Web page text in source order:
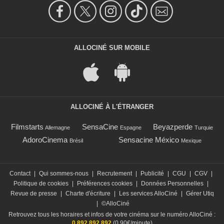
ALLOCINÉ SUR MOBILE
ALLOCINÉ À L'ÉTRANGER
Filmstarts Allemagne SensaCine Espagne Beyazperde Turquie
AdoroCinema Brésil Sensacine México Mexique
Contact | Qui sommes-nous | Recrutement | Publicité | CGU | CGV |
Politique de cookies | Préférences cookies | Données Personnelles |
Revue de presse
| Charte d'écriture | Les services AlloCiné | Gérer Utiq
| ©AlloCiné
Retrouvez tous les horaires et infos de votre cinéma sur le numéro AlloCiné :